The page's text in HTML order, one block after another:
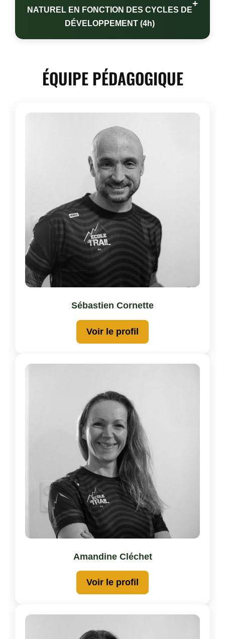
NATUREL EN FONCTION DES CYCLES DE
DÉVELOPPEMENT (4h)
+
ÉQUIPE PÉDAGOGIQUE
Sébastien Cornette
Voir le profil
Amandine Cléchet
Voir le profil